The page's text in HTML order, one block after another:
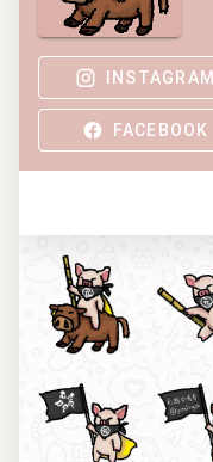
INSTAGRAM
FACEBOOK